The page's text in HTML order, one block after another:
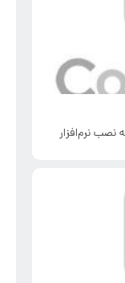
نصب نرم‌افزار